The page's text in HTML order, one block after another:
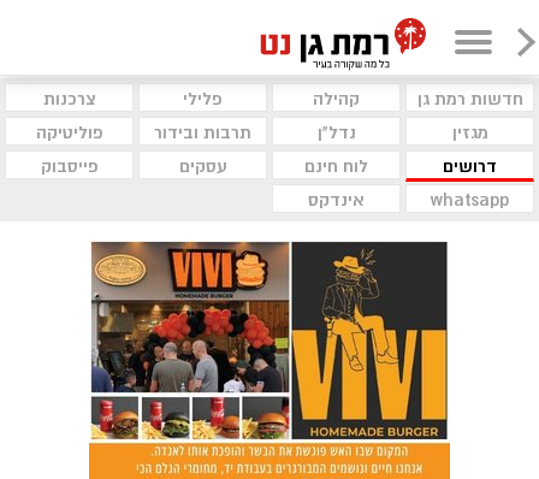
חדשות רמת גן קהילה פלילי
צרכנות
מגזין
נדל"ן תרבות ובידור
פוליטיקה
דרושים
לוח חינם עסקים
פייסבוק
whatsapp
אינדקס